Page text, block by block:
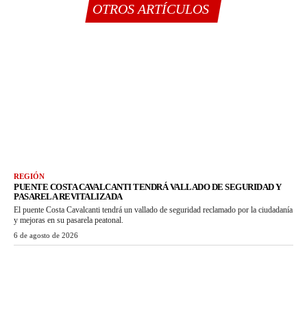
OTROS ARTÍCULOS
REGIÓN
PUENTE COSTA CAVALCANTI TENDRÁ VALLADO DE SEGURIDAD Y
PASARELA REVITALIZADA
El puente Costa Cavalcanti tendrá un vallado de seguridad reclamado por la ciudadanía
y mejoras en su pasarela peatonal.
6 de agosto de 2026